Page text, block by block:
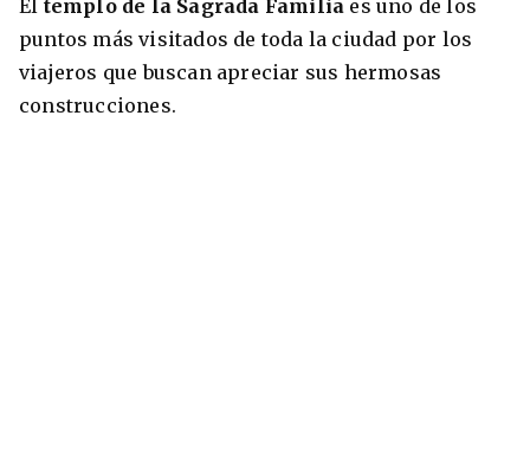
El templo de la Sagrada Familia es uno de los
puntos más visitados de toda la ciudad por los
viajeros que buscan apreciar sus hermosas
construcciones.